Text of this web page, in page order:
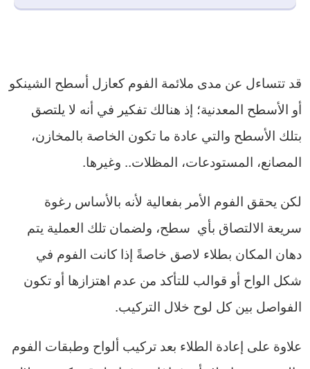
قد تتساءل عن مدى ملائمة الفوم كعازل أسطح الشينكو
أو الأسطح المعدنية؛ إذ هنالك تفكير في أنه لا يلتصق
بتلك الأسطح والتي عادة ما تكون الخاصة بالمخازن،
المصانع، المستودعات، المظلات.. وغيرها.
لكن يحقق الفوم الأمر بفعالية لأنه بالأساس رغوة
سريعة الالتصاق بأي سطح، ولضمان تلك العملية يتم
دهان المكان بطلاء لاصق خاصةً إذا كانت الفوم في
شكل الواح أو قوالب للتأكد من عدم اهتزازها أو تكون
الفواصل بين كل لوح خلال التركيب.
علاوة على إعادة الطلاء بعد تركيب ألواح وطبقات الفوم